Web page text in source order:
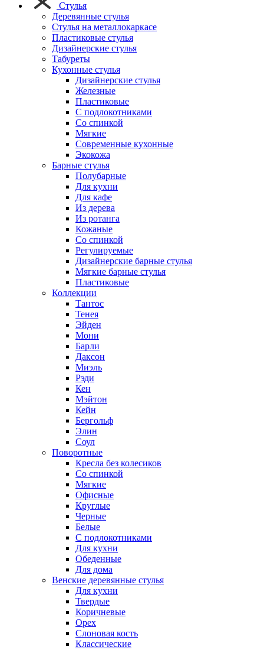
Стулья
Деревянные стулья
Стулья на металлокаркасе
Пластиковые стулья
Дизайнерские стулья
Табуреты
Кухонные стулья
Дизайнерские стулья
Железные
Пластиковые
С подлокотниками
Со спинкой
Мягкие
Современные кухонные
Экокожа
Барные стулья
Полубарные
Для кухни
Для кафе
Из дерева
Из ротанга
Кожаные
Со спинкой
Регулируемые
Дизайнерские барные стулья
Мягкие барные стулья
Пластиковые
Коллекции
Тантос
Тенея
Эйден
Мони
Барли
Даксон
Миэль
Рэди
Кен
Мэйтон
Кейн
Бергольф
Элин
Соул
Поворотные
Кресла без колесиков
Со спинкой
Мягкие
Офисные
Круглые
Черные
Белые
С подлокотниками
Для кухни
Обеденные
Для дома
Венские деревянные стулья
Для кухни
Твердые
Коричневые
Орех
Слоновая кость
Классические